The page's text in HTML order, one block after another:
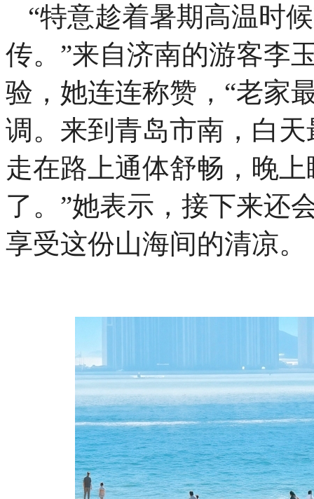
“特意趁着暑期高温时
传。”来自济南的游客李
验，她连连称赞，“老家
调。来到青岛市南，白
走在路上通体舒畅，晚
了。”她表示，接下来还
享受这份山海间的清凉。